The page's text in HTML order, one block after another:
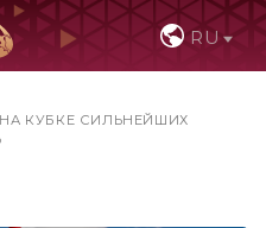
RU
КУБКЕ СИЛЬНЕЙШИХ